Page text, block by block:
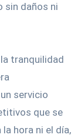
sin daños ni
tranquilidad
servicio
que se
hora ni el día,